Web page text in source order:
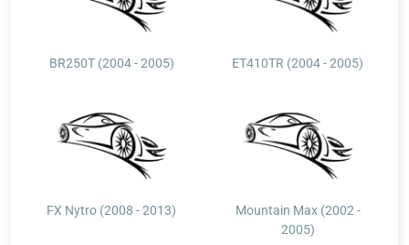
BR250T (2004 - 2005) ET410TR (2004 - 2005)
FX Nytro (2008 - 2013)
Mountain Max (2002 -
2005)